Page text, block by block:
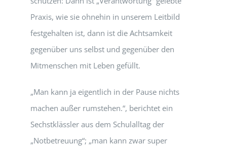
Praxis, wie sie ohnehin in unserem Leitbild
festgehalten ist, dann ist die Achtsamkeit
gegenüber uns selbst und gegenüber den
Mitmenschen mit Leben gefüllt.
„Man kann ja eigentlich in der Pause nichts
machen außer rumstehen.“, berichtet ein
Sechstklässler aus dem Schulalltag der
„Notbetreuung“; „man kann zwar super